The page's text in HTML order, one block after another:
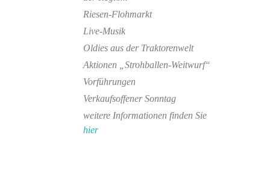
Riesen-Flohmarkt
Live-Musik
Oldies aus der Traktorenwelt
Aktionen „Strohballen-Weitwurf“
Vorführungen
Verkaufsoffener Sonntag
weitere Informationen finden Sie
hier